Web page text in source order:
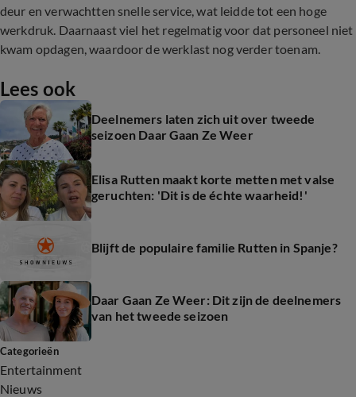
deur en verwachtten snelle service, wat leidde tot een hoge
werkdruk. Daarnaast viel het regelmatig voor dat personeel niet
kwam opdagen, waardoor de werklast nog verder toenam.
Lees ook
Deelnemers laten zich uit over tweede
seizoen Daar Gaan Ze Weer
Elisa Rutten maakt korte metten met valse
geruchten: 'Dit is de échte waarheid!'
Blijft de populaire familie Rutten in Spanje?
Daar Gaan Ze Weer: Dit zijn de deelnemers
van het tweede seizoen
Categorieën
Entertainment
Nieuws